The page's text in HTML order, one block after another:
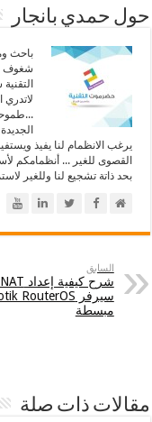
حول حمدي بانجار
باحث
شغوف
لاتدري
يرغب الانظمام لنا يفيذ
القصوى للغير ... أنظمامكم
بحد ذاتة تشجيع لنا وللغير
السابق
مبسطة
مقالات ذات صلة